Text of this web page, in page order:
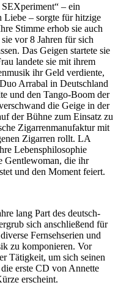
– ein
Liebe – sorgte für hitzige
Stimme erhob sie auch
vor 8 Jahren für sich
Das Geigen startete sie
landete sie mit ihrem
ihr Geld verdiente,
Arrabal in Deutschland
und den Tango-Boom der
die Geige in der
der Bühne zum Einsatz zu
Zigarrenmanufaktur mit
Zigarren rollt. LA
Lebensphilosophie
Gentlewoman, die ihr
und den Moment feiert.
lang Part des deutsch-
sich anschließend für
Fernsehserien und
zu komponieren. Vor
Tätigkeit, um sich seinen
erste CD von Annette
erscheint.